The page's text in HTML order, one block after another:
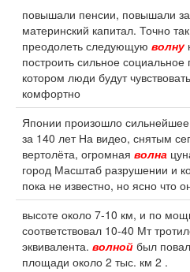
повышали пенсии, повышали
материнский капитал. Точно
преодолеть следующую волну
построить сильное социальное
котором люди будут
комфортно
Японии произошло
за 140 лет На видео, снятым
вертолёта, огромная волна
город Масштаб разрушении и
пока не известно, но ясно что
высоте около 7-10 км, и по
соответствовал 10-40 Мт
эквивалента. волной был
площади около 2 тыс. км 2 .